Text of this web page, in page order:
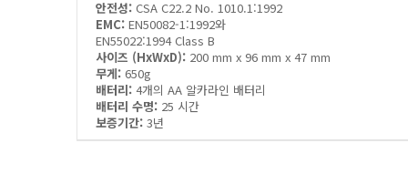
안전성: CSA C22.2 No. 1010.1:1992
EMC: EN50082-1:1992와
EN55022:1994 Class B
사이즈 (HxWxD): 200 mm x 96 mm x 47 mm
무게: 650g
배터리: 4개의 AA 알카라인 배터리
배터리 수명: 25 시간
보증기간: 3년